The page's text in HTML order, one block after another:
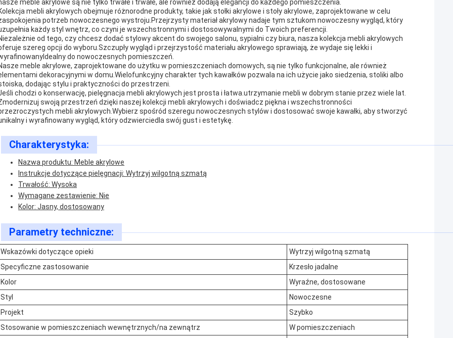
meble akrylowe są nie tylko trwałe i trwałe, ale również dodają elegancji do każdego pomieszczenia.
mebli akrylowych obejmuje różnorodne produkty, takie jak stołki akrylowe i stoły akrylowe, zaprojektowane w celu
potrzeb nowoczesnego wystroju.Przejrzysty materiał akrylowy nadaje tym sztukom nowoczesny wygląd, który
każdy styl wnętrz, co czyni je wszechstronnymi i dostosowywalnymi do Twoich preferencji.
od tego, czy chcesz dodać stylowy akcent do swojego salonu, sypialni czy biura, nasza kolekcja mebli akrylowych
szereg opcji do wyboru.Szczupły wygląd i przejrzystość materiału akrylowego sprawiają, że wydaje się lekki i
do nowoczesnych pomieszczeń.
meble akrylowe, zaprojektowane do użytku w pomieszczeniach domowych, są nie tylko funkcjonalne, ale również
dekoracyjnymi w domu.Wielofunkcyjny charakter tych kawałków pozwala na ich użycie jako siedzenia, stoliki albo
dodając stylu i praktyczności do przestrzeni.
chodzi o konserwację, pielęgnacja mebli akrylowych jest prosta i łatwa.utrzymanie mebli w dobrym stanie przez wiele lat.
swoją przestrzeń dzięki naszej kolekcji mebli akrylowych i doświadcz piękna i wszechstronności
mebli akrylowych.Wybierz spośród szeregu nowoczesnych stylów i dostosować swoje kawałki, aby stworzyć
i wyrafinowany wygląd, który odzwierciedla swój gust i estetykę.
Charakterystyka:
Nazwa produktu: Meble akrylowe
Instrukcje dotyczące pielęgnacji: Wytrzyj wilgotną szmatą
Trwałość: Wysoka
Wymagane zestawienie: Nie
Kolor: Jasny, dostosowany
Parametry techniczne:
Wskazówki dotyczące opieki
Wytrzyj wilgotną szmatą
Specyficzne zastosowanie
Krzesło jadalne
Kolor
Wyraźne, dostosowane
Styl
Nowoczesne
Projekt
Szybko
Stosowanie w pomieszczeniach wewnętrznych/na zewnątrz
W pomieszczeniach